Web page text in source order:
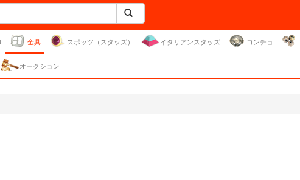
金具 スポッツ（スタッズ） イタリアンスタッズ コンチョ
オークション